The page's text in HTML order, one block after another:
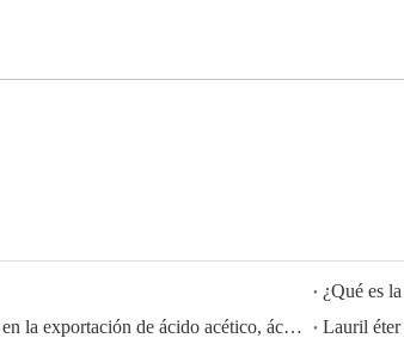
¿Qué es
HISEACHEM liderando el camino: Éxito reciente en la exportación de ácido acético, ácido oxálico, ácido sulfúrico, ácido nítrico, soda cáustica, álcali líquido y metabisulfito de sodio de China